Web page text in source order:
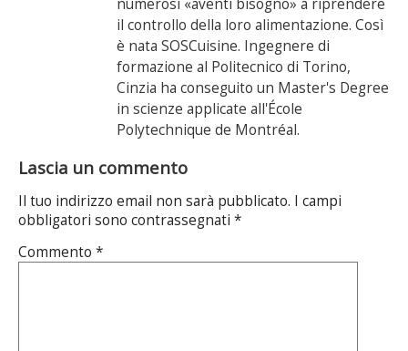
numerosi «aventi bisogno» a riprendere
il controllo della loro alimentazione. Così
è nata SOSCuisine. Ingegnere di
formazione al Politecnico di Torino,
Cinzia ha conseguito un Master's Degree
in scienze applicate all'École
Polytechnique de Montréal.
Lascia un commento
Il tuo indirizzo email non sarà pubblicato. I campi
obbligatori sono contrassegnati *
Commento *